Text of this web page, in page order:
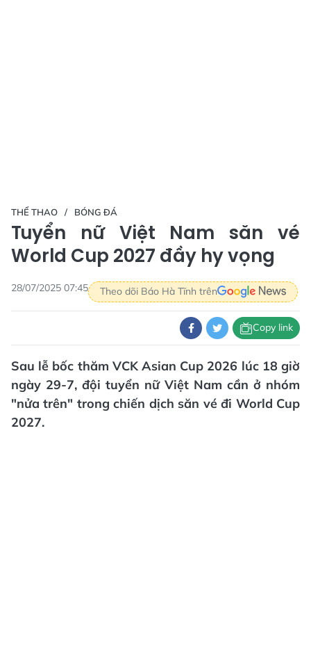
THỂ THAO BÓNG ĐÁ
Tuyển nữ Việt Nam săn vé
World Cup 2027 đầy hy vọng
28/07/2025 07:45 Theo dõi Báo Hà Tĩnh trên
Copy link
Sau lễ bốc thăm VCK Asian Cup 2026 lúc 18 giờ
ngày 29-7, đội tuyển nữ Việt Nam cần ở nhóm
"nửa trên" trong chiến dịch săn vé đi World Cup
2027.